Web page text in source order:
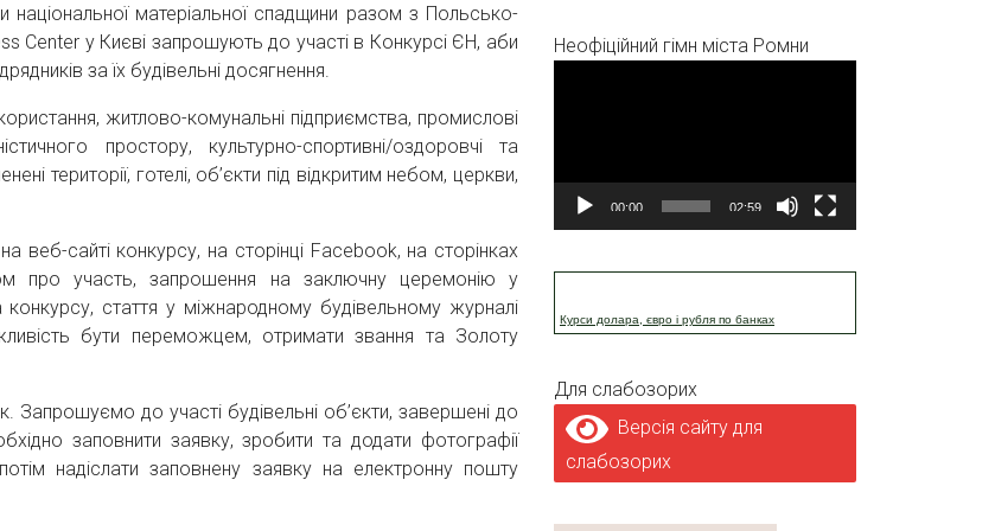
матеріальної спадщини разом з Польсько-
Center у Києві запрошують до участі в Конкурсі ЄН, аби
за їх будівельні досягнення.
житлово-комунальні підприємства, промислові
простору, культурно-спортивні/оздоровчі та
території, готелі, об’єкти під відкритим небом, церкви,
сайті конкурсу, на сторінці Facebook, на сторінках
про участь, запрошення на заключну церемонію у
стаття у міжнародному будівельному журналі
бути переможцем, отримати звання та Золоту
до участі будівельні об’єкти, завершені до
заповнити заявку, зробити та додати фотографії
надіслати заповнену заявку на електронну пошту
Неофіційний гімн міста Ромни
00:00 02:59
Курси долара, євро і рубля по банках
Для слабозорих
Версія сайту для
слабозорих